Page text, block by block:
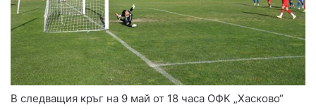
В следващия кръг на 9 май от 18 часа ОФК „Хасково“